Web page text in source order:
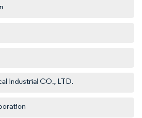
Industrial CO., LTD.